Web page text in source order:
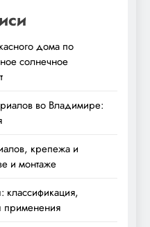
дома по
солнечное
во Владимире:
крепежа и
и монтаже
классификация,
применения